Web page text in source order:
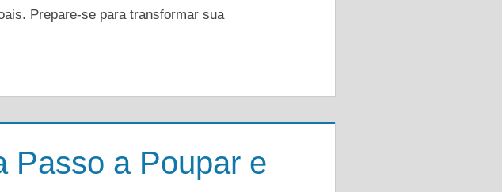
Prepare-se para transformar sua
Passo a Poupar e